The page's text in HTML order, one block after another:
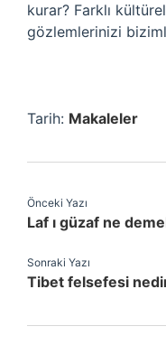
kurar? Farklı
gözlemlerinizi
Tarih: Makaleler
Önceki Yazı
Laf ı güzaf ne
Sonraki Yazı
Tibet felsefesi